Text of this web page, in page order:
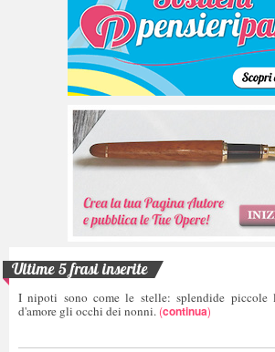
Ultime 5 frasi inserite
I nipoti sono come le stelle: splendide piccole
d'amore gli occhi dei nonni. (continua)